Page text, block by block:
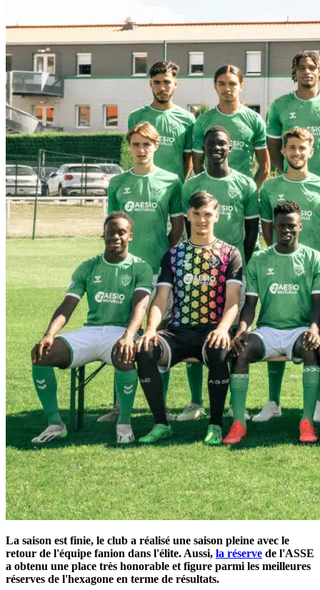
La saison est finie, le club a réalisé une saison pleine avec le
retour de l'équipe fanion dans l'élite. Aussi, la réserve de l'ASSE
a obtenu une place très honorable et figure parmi les meilleures
réserves de l'hexagone en terme de résultats.